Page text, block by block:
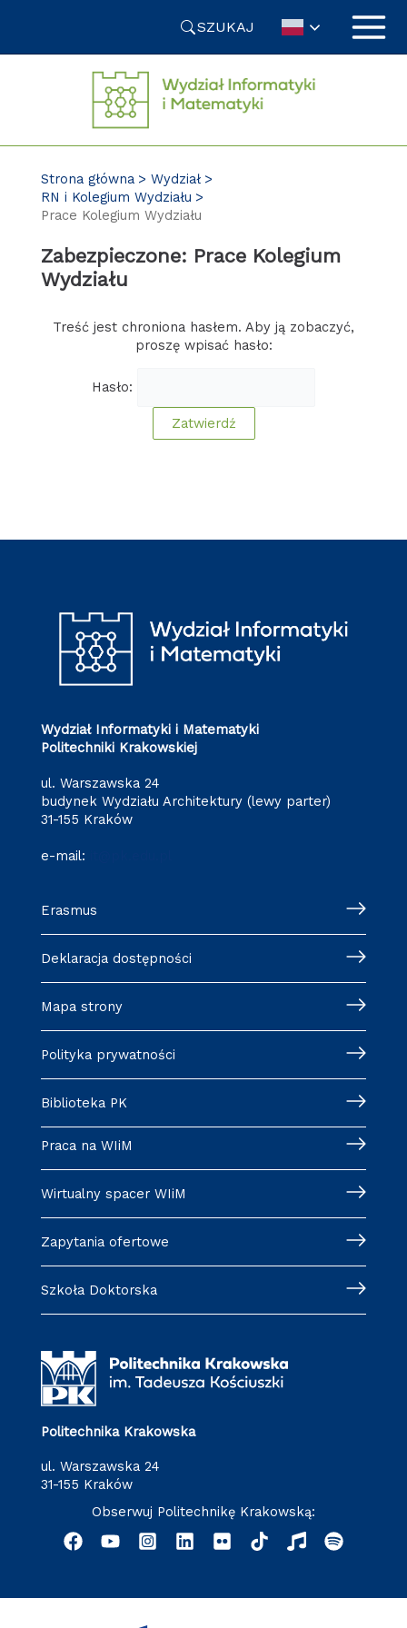
SZUKAJ
Strona główna
Wydział
RN i Kolegium Wydziału
Prace Kolegium Wydziału
Zabezpieczone: Prace Kolegium
Wydziału
Treść jest chroniona hasłem. Aby ją zobaczyć,
proszę wpisać hasło:
Hasło:
Wydział Informatyki i Matematyki
Politechniki Krakowskiej
ul. Warszawska 24
budynek Wydziału Architektury (lewy parter)
31-155 Kraków
e-mail:
Erasmus
Deklaracja dostępności
Mapa strony
Polityka prywatności
Biblioteka PK
Praca na WIiM
Wirtualny spacer WIiM
Zapytania ofertowe
Szkoła Doktorska
Politechnika Krakowska
ul. Warszawska 24
31-155 Kraków
Obserwuj Politechnikę Krakowską: